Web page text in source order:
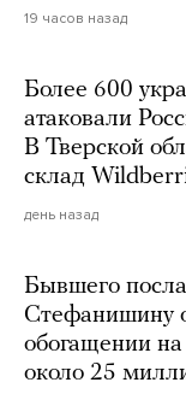
19 часов назад
Более 600
атаковали
В Тверской
склад
день назад
Бывшего
Стефанишину
обогащении
около 25